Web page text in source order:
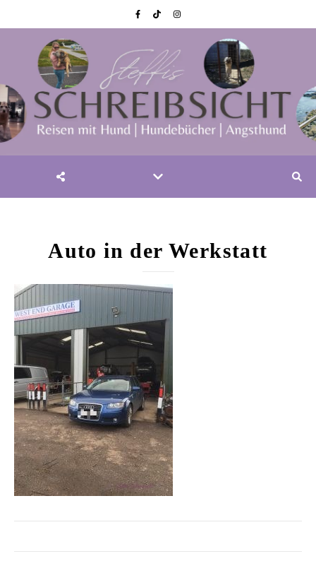
Auto in der Werkstatt